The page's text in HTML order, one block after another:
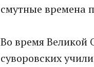
смутные времена
Во время Великой
суворовских